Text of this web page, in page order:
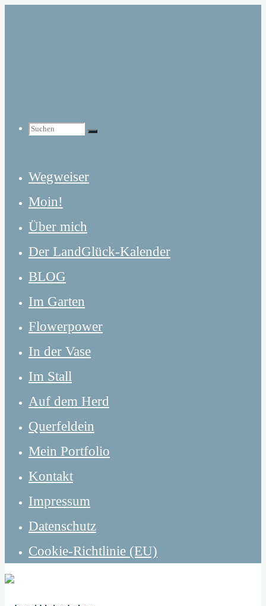
Suchen
Suchen
nach:
Suchen
Wegweiser
Moin!
Über mich
Der LandGlück-Kalender
BLOG
Im Garten
Flowerpower
In der Vase
Im Stall
Auf dem Herd
Querfeldein
Mein Portfolio
Kontakt
Impressum
Datenschutz
Cookie-Richtlinie (EU)